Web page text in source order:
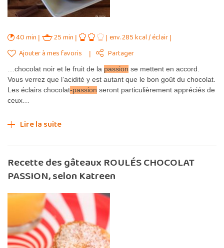
40 min 25 min
env. 285 kcal / éclair
Ajouter à mes favoris
Partager
…chocolat noir et le fruit de la passion se mettent en accord.
Vous verrez que l’acidité y est autant que le bon goût du chocolat.
Les éclairs chocolat-passion seront particulièrement appréciés de
ceux…
Lire la suite
Recette des gâteaux ROULÉS CHOCOLAT
PASSION, selon Katreen